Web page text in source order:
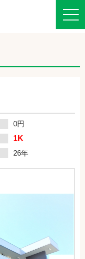
0円
1K
26年